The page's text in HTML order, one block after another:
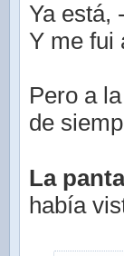
Ya está,
Y me fui
Pero a
de
La
había